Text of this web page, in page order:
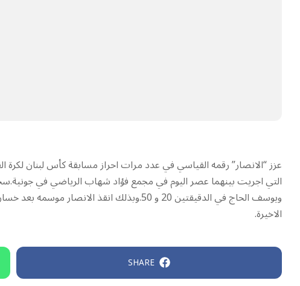
الاخيرة.
SHARE